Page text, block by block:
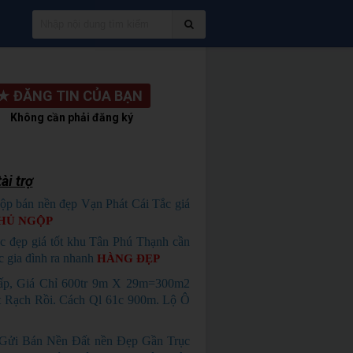
ĐĂNG TIN CỦA BẠN
Không cần phải đăng ký
trợ
bán nền đẹp Vạn Phát Cái Tắc giá
NGỘP
đẹp giá tốt khu Tân Phú Thạnh cần
gia đình ra nhanh HÀNG ĐẸP
Giá Chỉ 600tr 9m X 29m=300m2
Rạch Rồi. Cách Ql 61c 900m. Lộ Ô
Bán Nền Đất nền Đẹp Gần Trục